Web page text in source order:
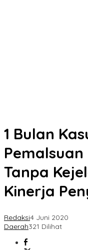
1 Bulan
Pemalsuan
Tanpa
Kinerja
Redaksi4 Juni 2020
Daerah321 Dilihat